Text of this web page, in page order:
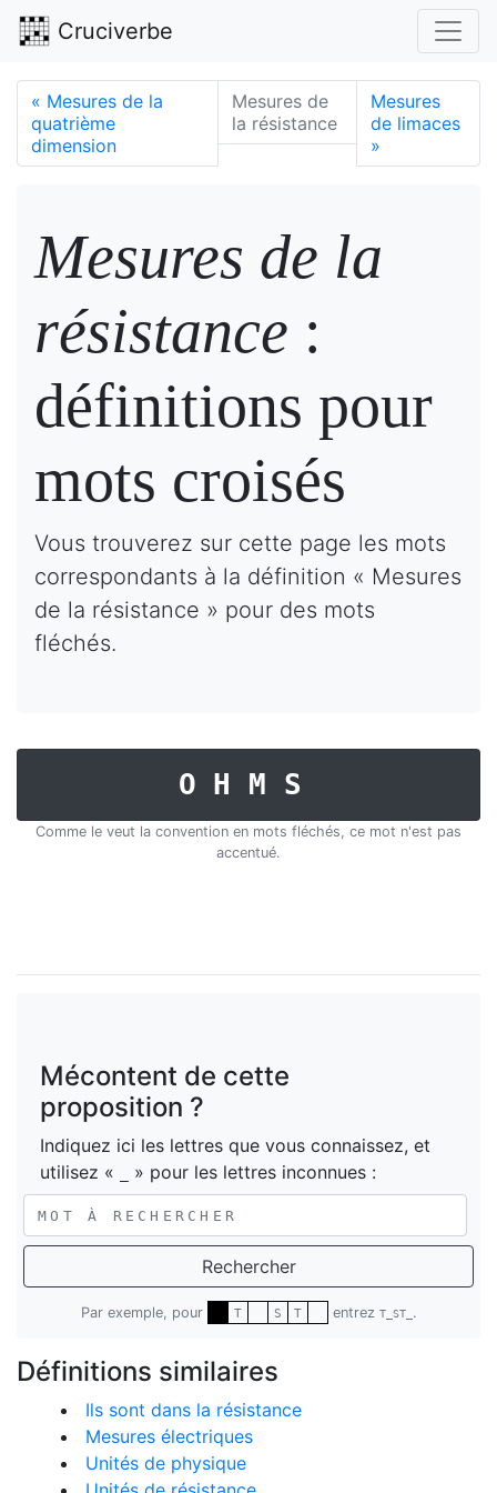
Cruciverbe
« Mesures de la
quatrième
dimension
Mesures de
la résistance
Mesures
de limaces
»
Mesures de la
résistance :
définitions pour
mots croisés
Vous trouverez sur cette page les mots
correspondants à la définition « Mesures
de la résistance » pour des mots
fléchés.
OHMS
Comme le veut la convention en mots fléchés, ce mot n'est pas
accentué.
Mécontent de cette
proposition ?
Indiquez ici les lettres que vous connaissez, et
utilisez «
» pour les lettres inconnues :
Rechercher
Par exemple, pour T S T entrez T_ST_ .
Définitions similaires
Ils sont dans la résistance
Mesures électriques
Unités de physique